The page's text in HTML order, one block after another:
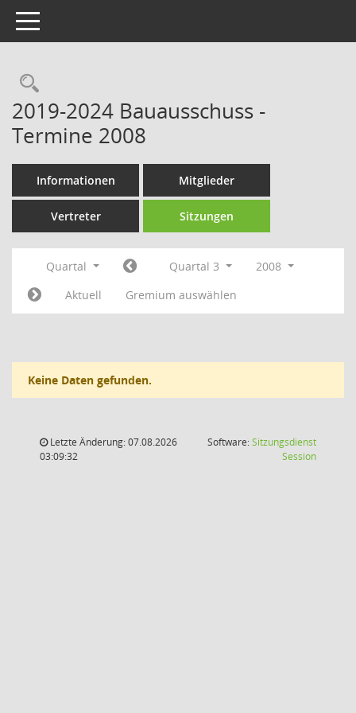
Toggle navigation
Rechercheauswahl
2019-2024 Bauausschuss -
Termine 2008
Informationen Mitglieder
Vertreter Sitzungen
Quartal Quartal 3
2008
Aktuell
Gremium auswählen
Keine Daten gefunden.
Letzte Änderung: 07.08.2026
03:09:32
Software:Sitzungsdienst
Session(Wird in